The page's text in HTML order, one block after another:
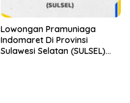
Lowongan Pramuniaga
Indomaret Di Provinsi
Sulawesi Selatan (SULSEL)